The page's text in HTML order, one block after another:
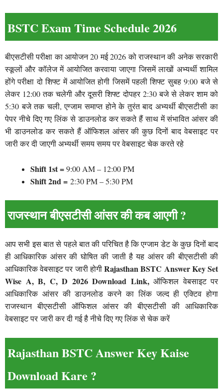
BSTC Exam Time Schedule 2026
बीएसटीसी परीक्षा का आयोजन 20 मई 2026 को राजस्थान की अनेक सरकारी
स्कूलों और कॉलेज में आयोजित करवाया जाएगा जिसमें लाखों अभ्यर्थी शामिल
होंगे परीक्षा दो शिफ्ट में आयोजित होगी जिसमें पहली शिफ्ट सुबह 9:00 बजे से
लेकर 12:00 तक चलेगी और दूसरी शिफ्ट दोपहर 2:30 बजे से लेकर शाम को
5:30 बजे तक चली, एग्जाम समाप्त होने के तुरंत बाद अभ्यर्थी बीएसटीसी का
पेपर नीचे दिए गए लिंक से डाउनलोड कर सकते हैं साथ में संभावित आंसर की
भी डाउनलोड कर सकते हैं ऑफिशल आंसर की कुछ दिनों बाद वेबसाइट पर
जारी कर दी जाएगी अभ्यर्थी समय समय पर वेबसाइट चेक करते रहे
Shift 1st =9:00 AM – 12:00 PM
Shift 2nd = 2:30 PM – 5:30 PM
राजस्थान बीएसटीसी आंसर की कब आएगी ?
आप सभी इस बात से पहले बात की परिचित है कि एग्जाम डेट के कुछ दिनों बाद
ही आधिकारिक आंसर की घोषित की जाती है यह आंसर की बीएसटीसी की
आधिकारिक वेबसाइट पर जारी होगीRajasthan BSTC Answer Key Set
Wise A, B, C, D 2026 Download Link,ऑफिशल वेबसाइट पर
आधिकारिक आंसर की डाउनलोड करने का लिंक जल्द ही एक्टिव होगा
राजस्थान बीएसटीसी ऑफिशल आंसर की बीएसटीसी की आधिकारिक
वेबसाइट पर जारी कर दी गई है नीचे दिए गए लिंक से चेक करें
Rajasthan BSTC Answer Key Kaise
Download Kare ?